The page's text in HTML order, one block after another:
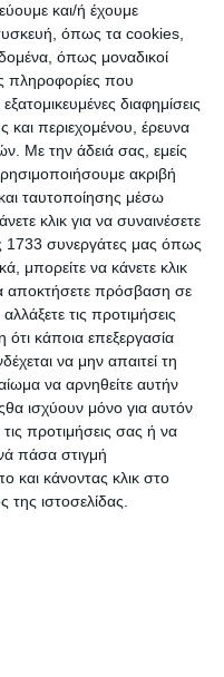
και/ή έχουμε
όπως τα cookies,
όπως μοναδικοί
πληροφορίες που
διαφημίσεις
και περιεχομένου, έρευνα
Με την άδειά σας, εμείς
ακριβή
ταυτοποίησης μέσω
κλικ για να συναινέσετε
1733 συνεργάτες μας όπως
μπορείτε να κάνετε κλικ
αποκτήσετε πρόσβαση σε
τις προτιμήσεις
κάποια επεξεργασία
να μην απαιτεί τη
να αρνηθείτε αυτήν
ισχύουν μόνο για αυτόν
προτιμήσεις σας ή να
πάσα στιγμή
και κάνοντας κλικ στο
ιστοσελίδας.
Κόλλα ρευστή Logo 21cc
Διαθέσιμο
1,25€